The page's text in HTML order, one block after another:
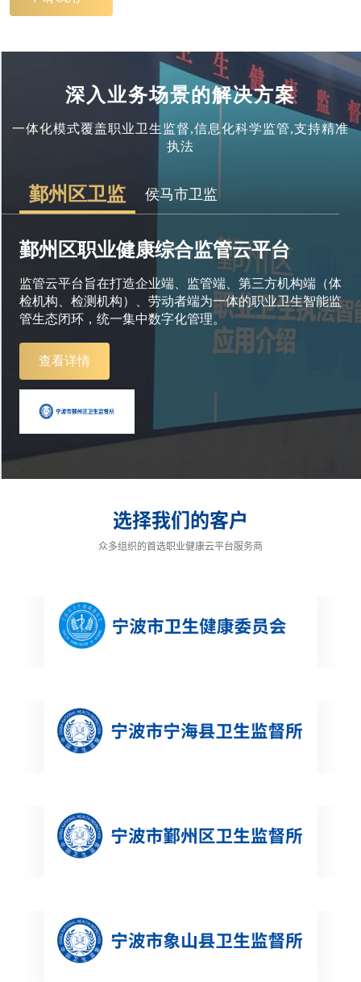
深入业务场景的解决方案
一体化模式覆盖职业卫生监督,信息化科学监管,支持精准
执法
鄞州区卫监 侯马市卫监
鄞州区职业健康综合监管云平台
监管云平台旨在打造企业端、监管端、第三方机构端（体
检机构、检测机构）、劳动者端为一体的职业卫生智能监
管生态闭环，统一集中数字化管理。
查看详情
选择我们的客户
众多组织的首选职业健康云平台服务商